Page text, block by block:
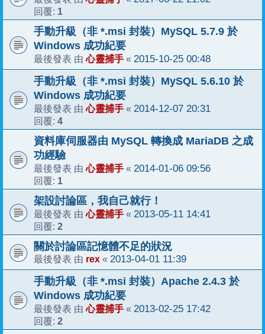
回覆: 1
手動升級（非 *.msi 封裝）MySQL 5.7.9 於
Windows 成功紀要
最後發表 由心靈捕手 « 2015-10-25 00:48
手動升級（非 *.msi 封裝）MySQL 5.6.10 於
Windows 成功紀要
最後發表 由心靈捕手 « 2014-12-07 20:31
回覆: 4
資料庫伺服器由 MySQL 轉換成 MariaDB 之成
功經驗
最後發表 由心靈捕手 « 2014-01-06 09:56
回覆: 1
架設討論區，我自己就行！
最後發表 由心靈捕手 « 2013-05-11 14:41
回覆: 2
關於討論區記憶體不足的狀況
最後發表 由 rex « 2013-04-01 11:39
手動升級（非 *.msi 封裝）Apache 2.4.3 於
Windows 成功紀要
最後發表 由心靈捕手 « 2013-02-25 17:42
回覆: 2